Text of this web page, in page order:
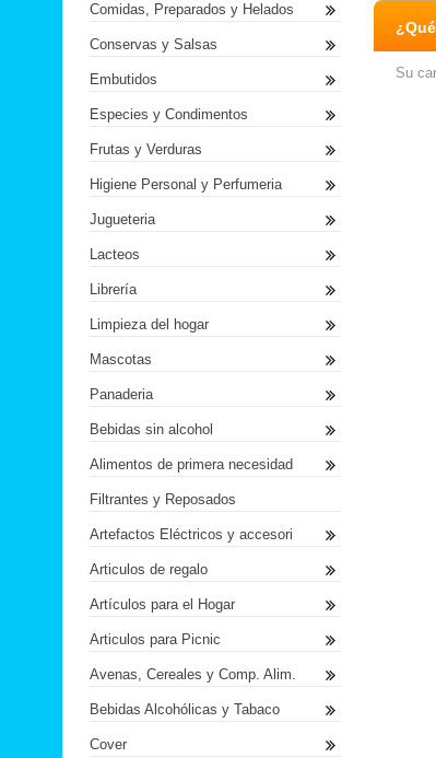
Su
Comidas, Preparados y Helados
Conservas y Salsas
Embutidos
Especies y Condimentos
Frutas y Verduras
Higiene Personal y Perfumeria
Jugueteria
Lacteos
Librería
Limpieza del hogar
Mascotas
Panaderia
Bebidas sin alcohol
Alimentos de primera necesidad
Filtrantes y Reposados
Artefactos Eléctricos y accesori
Articulos de regalo
Artículos para el Hogar
Articulos para Picnic
Avenas, Cereales y Comp. Alim.
Bebidas Alcohólicas y Tabaco
Cover